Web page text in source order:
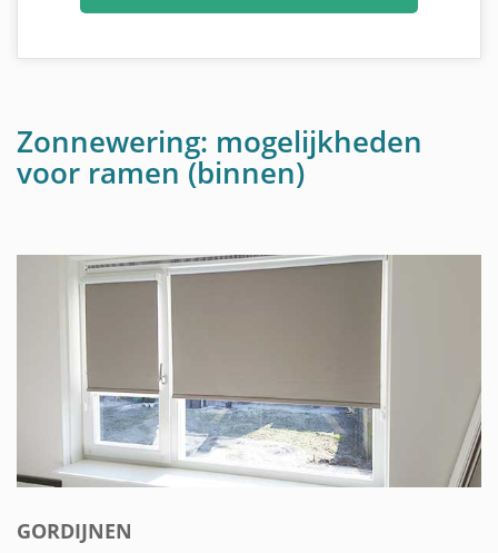
Zonnewering: mogelijkheden
voor ramen (binnen)
GORDIJNEN